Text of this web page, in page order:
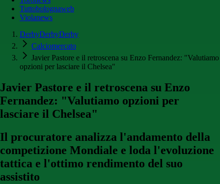
Tuttobolognaweb
Violanews
DerbyDerbyDerby
Calciomercato
Javier Pastore e il retroscena su Enzo Fernandez: "Valutiamo
opzioni per lasciare il Chelsea"
Javier Pastore e il retroscena su Enzo
Fernandez: "Valutiamo opzioni per
lasciare il Chelsea"
Il procuratore analizza l'andamento della
competizione Mondiale e loda l'evoluzione
tattica e l'ottimo rendimento del suo
assistito